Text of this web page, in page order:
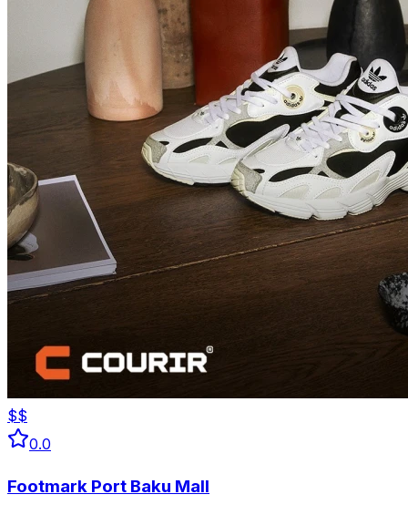
$$
0.0
Footmark Port Baku Mall